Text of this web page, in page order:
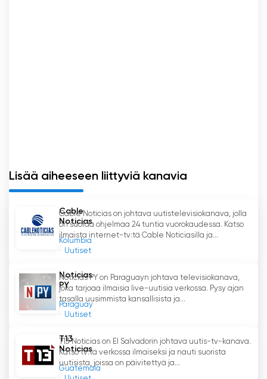
Lisää aiheeseen liittyviä kanavia
Cable
Noticias
Kolumbia
Uutiset
Cable Noticias on johtava uutistelevisiokanava, jolla
on suoraa ohjelmaa 24 tuntia vuorokaudessa. Katso
ilmaista internet-tv:tä Cable Noticiasilla ja...
Noticias
PY
Paraguay
Uutiset
Noticias PY on Paraguayn johtava televisiokanava,
joka tarjoaa ilmaisia live-uutisia verkossa. Pysy ajan
tasalla uusimmista kansallisista ja...
T13
Noticias
Guatemala
T13 Noticias on El Salvadorin johtava uutis-tv-kanava.
Katso tv:tä verkossa ilmaiseksi ja nauti suorista
uutisista, joissa on päivitettyä ja...